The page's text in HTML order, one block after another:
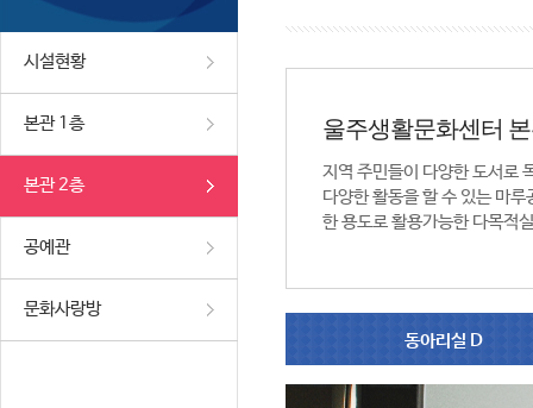
시설현황
본관 1층
본관 2층
공예관
문화사랑방
울주생활문화센터
지역 주민들이 다양한 도서로
다양한 활동을 할 수 있는 마
한 용도로 활용가능한 다목적
동아리실 D